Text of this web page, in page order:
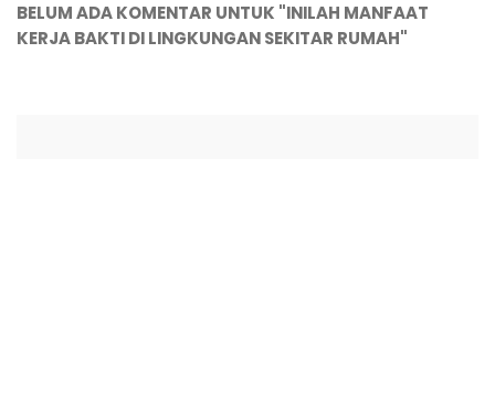
BELUM ADA KOMENTAR UNTUK "INILAH MANFAAT
KERJA BAKTI DI LINGKUNGAN SEKITAR RUMAH"